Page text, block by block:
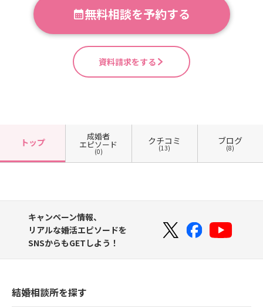
無料相談を予約する
資料請求をする
トップ
成婚者
エピソード
(0)
クチコミ
(13)
ブログ
(8)
キャンペーン情報、
リアルな婚活エピソードを
SNSからもGETしよう！
結婚相談所を探す